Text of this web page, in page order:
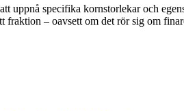
uppnå specifika kornstorlekar och
fraktion – oavsett om det rör sig om